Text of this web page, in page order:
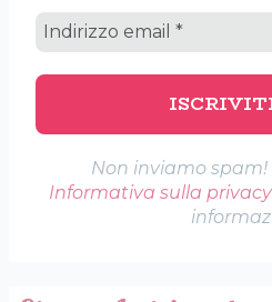
Non inviamo
Informativa sulla privacy